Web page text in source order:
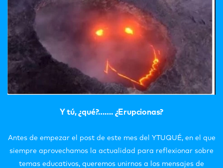
Y tú, ¿qué?……. ¿Erupcionas?
Antes de empezar el post de este mes del YTUQUÉ, en el que
siempre aprovechamos la actualidad para reflexionar sobre
temas educativos, queremos unirnos a los mensajes de